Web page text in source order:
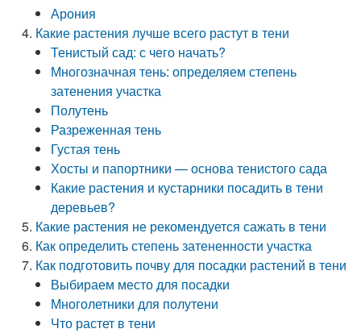
Арония
Какие растения лучше всего растут в тени
Тенистый сад: с чего начать?
Многозначная тень: определяем степень
затенения участка
Полутень
Разреженная тень
Густая тень
Хосты и папортники — основа тенистого сада
Какие растения и кустарники посадить в тени
деревьев?
Какие растения не рекомендуется сажать в тени
Как определить степень затененности участка
Как подготовить почву для посадки растений в тени
Выбираем место для посадки
Многолетники для полутени
Что растет в тени